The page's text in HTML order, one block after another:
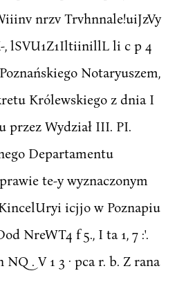
nrzv Trvhnnale!uiJzVy
, lSVU1Z1IltiinillL li c p 4
Notaryuszem,
Królewskiego z dnia I
przez Wydział III. PI.
Departamentu
te-y wyznaczonym
icjjo w Poznapiu
NreWT4 f 5., I ta 1, 7 :'.
NQ . V 1 3 · pca r. b. Z rana